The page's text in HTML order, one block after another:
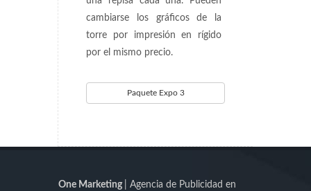
cambiarse los gráficos de la
torre por impresión en rígido
por el mismo precio.
Paquete Expo 3
One Marketing
| Agencia de Publicidad en